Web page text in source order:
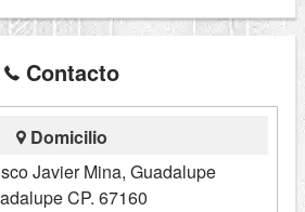
Contacto
Domicilio
Javier Mina, Guadalupe
CP. 67160